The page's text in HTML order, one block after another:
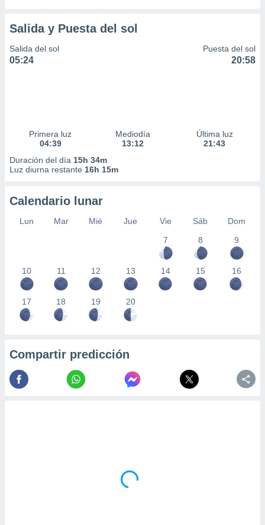
Salida y Puesta del sol
Salida del sol
05:24
Puesta del sol
20:58
Primera luz
04:39
Mediodía
13:12
Última luz
21:43
Duración del día 15h 34m
Luz diurna restante 16h 15m
Calendario lunar
Lun Mar Mié Jue Vie Sáb
Dom
7
8 9
10 11 12 13 14 15 16
17 18 19 20
Compartir predicción